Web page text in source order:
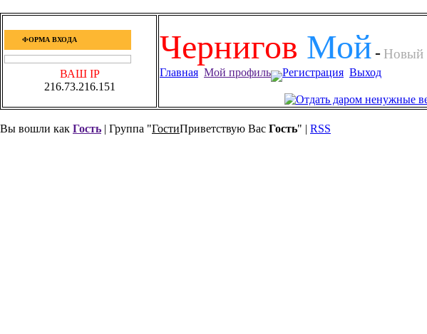
ФОРМА ВХОДА
ВАШ IP
216.73.216.151
Чернигов Мой- Новый
Главная Мой профиль Регистрация Выход
Вы вошли как Гость | Группа "ГостиПриветствую Вас Гость" | RSS